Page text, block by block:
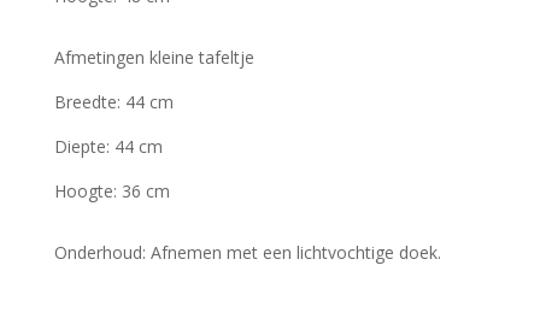
Afmetingen kleine tafeltje
Breedte: 44 cm
Diepte: 44 cm
Hoogte: 36 cm
Onderhoud: Afnemen met een lichtvochtige doek.